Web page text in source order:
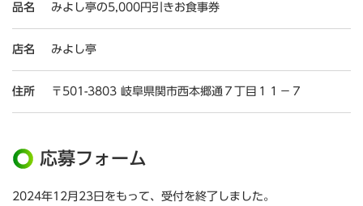
品名 みよし亭の5,000円引きお食事券
店名 みよし亭
住所 〒501-3803 岐阜県関市西本郷通７丁目１１−７
応募フォーム
2024年12月23日をもって、受付を終了しました。